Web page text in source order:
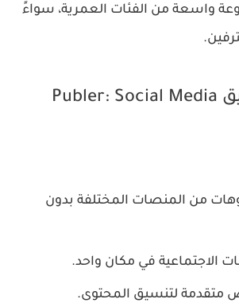
واسعة من الفئات العمرية، سواءً
مميزات تطبيق Publer: Social Media
من المنصات المختلفة بدون
الاجتماعية في مكان واحد.
متقدمة لتنسيق المحتوى.